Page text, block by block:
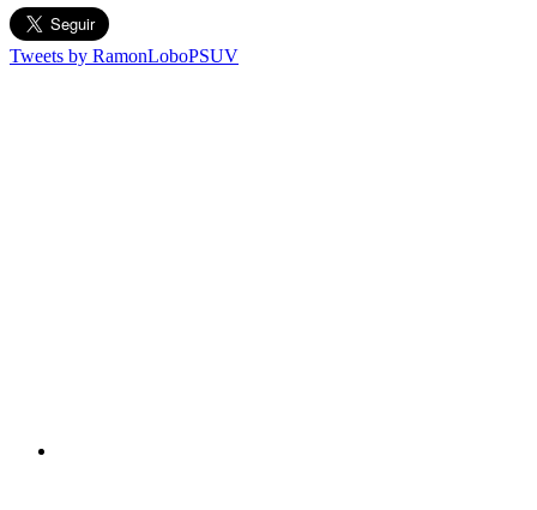
Tweets by RamonLoboPSUV